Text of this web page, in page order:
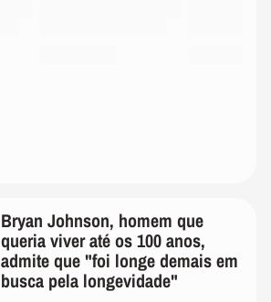
Bryan Johnson, homem que
queria viver até os 100 anos,
admite que "foi longe demais em
busca pela longevidade"